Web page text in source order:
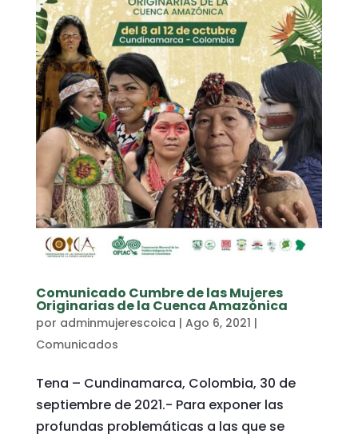
Comunicado Cumbre de las Mujeres
Originarias de la Cuenca Amazónica
por adminmujerescoica | Ago 6, 2021 |
Comunicados
Tena – Cundinamarca, Colombia, 30 de
septiembre de 2021.- Para exponer las
profundas problemáticas a las que se